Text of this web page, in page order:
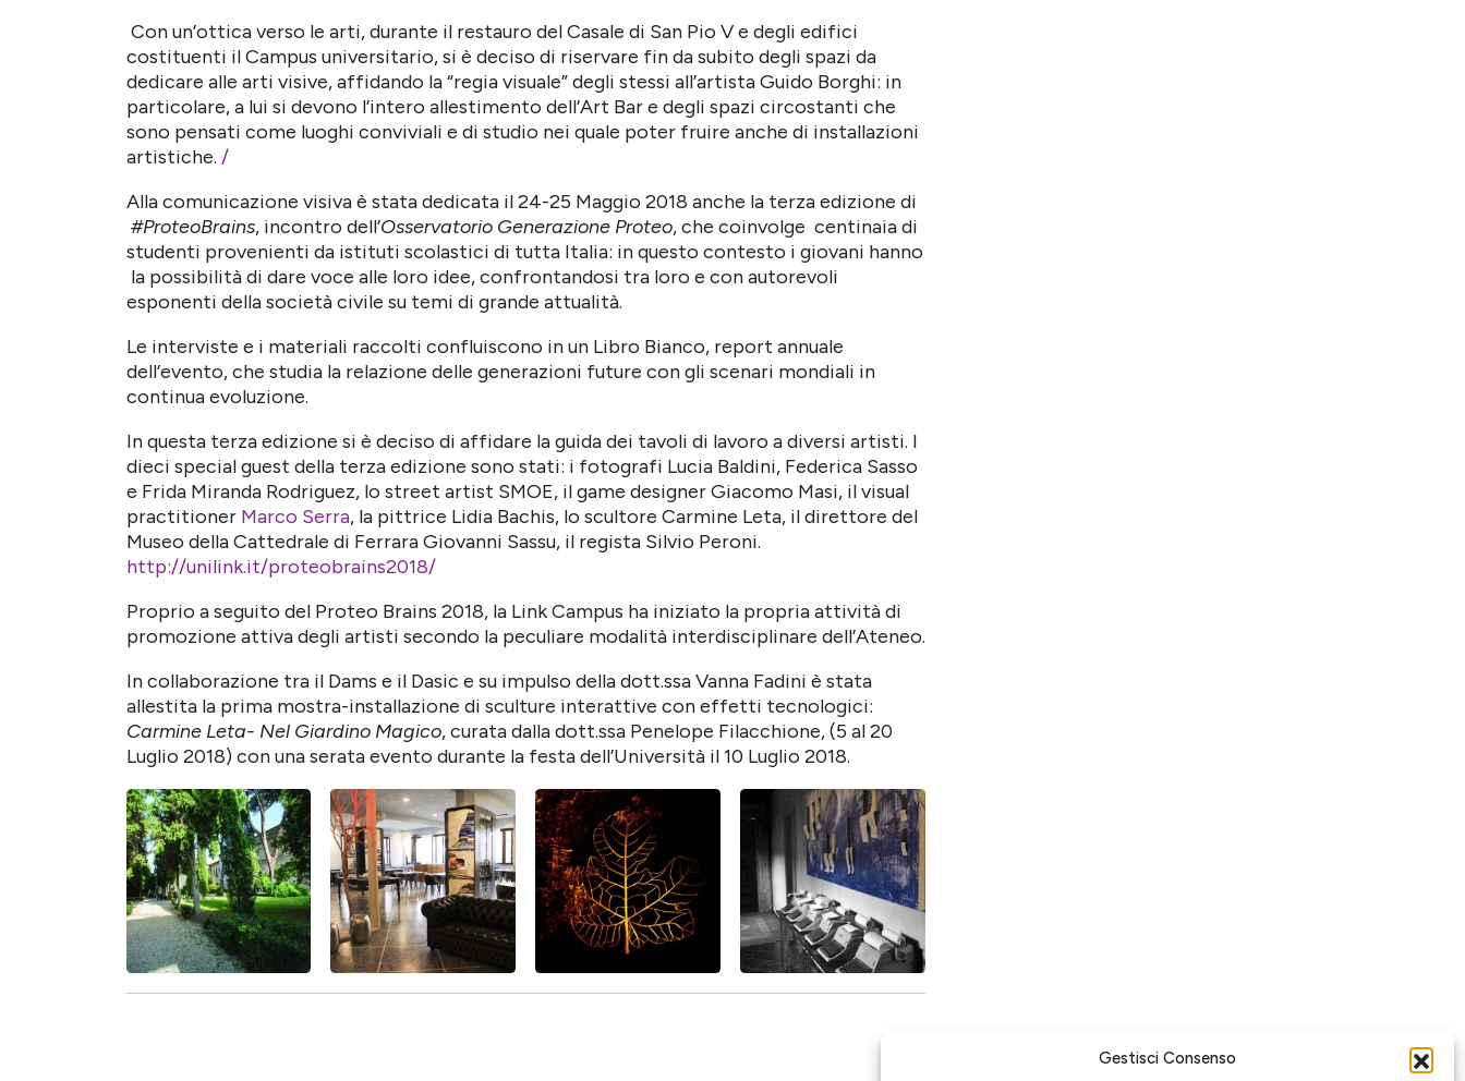
Gestisci Consenso
Con un’ottica verso le arti, durante il restauro del Casale di San Pio V e degli edifici
costituenti il Campus universitario, si è deciso di riservare fin da subito degli spazi da
dedicare alle arti visive, affidando la “regia visuale” degli stessi all’artista Guido Borghi: in
particolare, a lui si devono l’intero allestimento dell’Art Bar e degli spazi circostanti che
sono pensati come luoghi conviviali e di studio nei quale poter fruire anche di installazioni
artistiche. /
Alla comunicazione visiva è stata dedicata il 24-25 Maggio 2018 anche la terza edizione di
#ProteoBrains, incontro dell’Osservatorio Generazione Proteo, che coinvolge centinaia di
studenti provenienti da istituti scolastici di tutta Italia: in questo contesto i giovani hanno
la possibilità di dare voce alle loro idee, confrontandosi tra loro e con autorevoli
esponenti della società civile su temi di grande attualità.
Le interviste e i materiali raccolti confluiscono in un Libro Bianco, report annuale
dell’evento, che studia la relazione delle generazioni future con gli scenari mondiali in
continua evoluzione.
In questa terza edizione si è deciso di affidare la guida dei tavoli di lavoro a diversi artisti. I
dieci special guest della terza edizione sono stati: i fotografi Lucia Baldini, Federica Sasso
e Frida Miranda Rodriguez, lo street artist SMOE, il game designer Giacomo Masi, il visual
practitioner Marco Serra, la pittrice Lidia Bachis, lo scultore Carmine Leta, il direttore del
Museo della Cattedrale di Ferrara Giovanni Sassu, il regista Silvio Peroni.
http://unilink.it/proteobrains2018/
Proprio a seguito del Proteo Brains 2018, la Link Campus ha iniziato la propria attività di
promozione attiva degli artisti secondo la peculiare modalità interdisciplinare dell’Ateneo.
In collaborazione tra il Dams e il Dasic e su impulso della dott.ssa Vanna Fadini è stata
allestita la prima mostra-installazione di sculture interattive con effetti tecnologici:
Carmine Leta- Nel Giardino Magico, curata dalla dott.ssa Penelope Filacchione, (5 al 20
Luglio 2018) con una serata evento durante la festa dell’Università il 10 Luglio 2018.